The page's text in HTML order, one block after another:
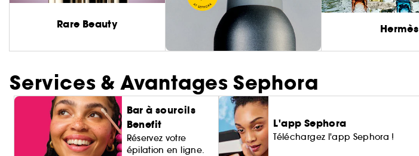
Rare Beauty Hermès
Services & Avantages Sephora
Bar à sourcils
Benefit
Réservez votre
épilation en ligne.
L'app Sephora
Téléchargez l'app Sephora !